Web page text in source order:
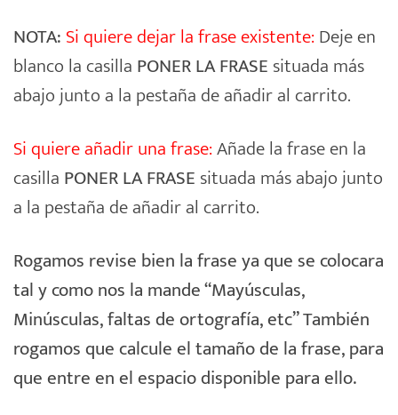
NOTA: Si quiere dejar la frase existente: Deje en
blanco la casilla PONER LA FRASE situada más
abajo junto a la pestaña de añadir al carrito.
Si quiere añadir una frase:Añade la frase en la
casilla PONER LA FRASE situada más abajo junto
a la pestaña de añadir al carrito.
Rogamos revise bien la frase ya que se colocara
tal y como nos la mande “Mayúsculas,
Minúsculas, faltas de ortografía, etc” También
rogamos que calcule el tamaño de la frase, para
que entre en el espacio disponible para ello.